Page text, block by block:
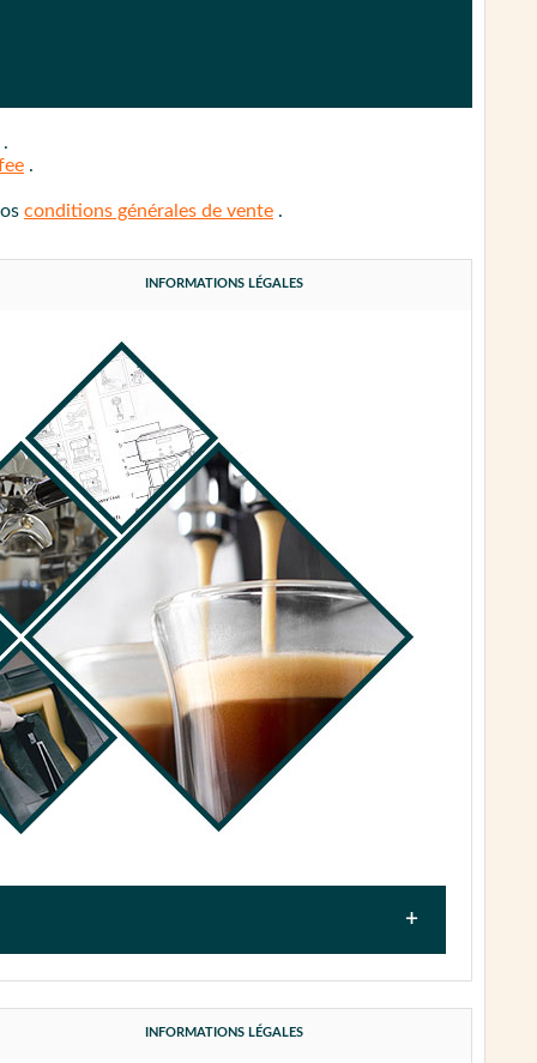
.
.
conditions générales de vente .
INFORMATIONS LÉGALES
de diagnostiquer la panne en vous
INFORMATIONS LÉGALES